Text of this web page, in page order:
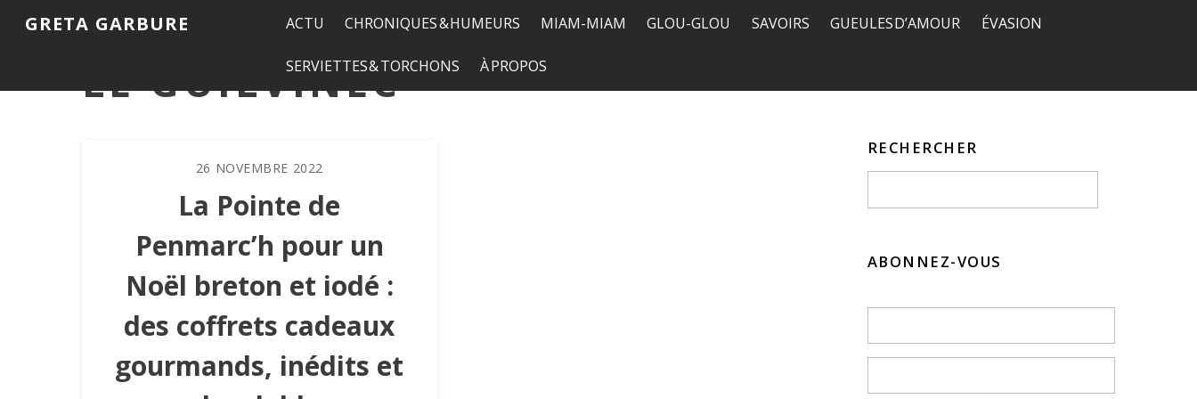
GRETA GARBURE ACTU CHRONIQUES & HUMEURS MIAM-MIAM GLOU-GLOU SAVOIRS GUEULES D’AMOUR ÉVASION
SERVIETTES & TORCHONS À PROPOS
LE GUILVINEC
26 NOVEMBRE 2022
La Pointe de
Penmarc’h pour un
Noël breton et iodé :
des coffrets cadeaux
gourmands, inédits et
RECHERCHER
ABONNEZ-VOUS